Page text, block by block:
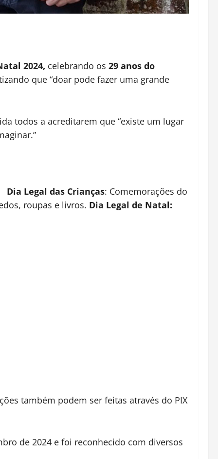
2024, celebrando os 29 anos do
que “doar pode fazer uma grande
todos a acreditarem que “existe um lugar
Dia Legal das Crianças: Comemorações do
roupas e livros. Dia Legal de Natal:
também podem ser feitas através do PIX
de 2024 e foi reconhecido com diversos